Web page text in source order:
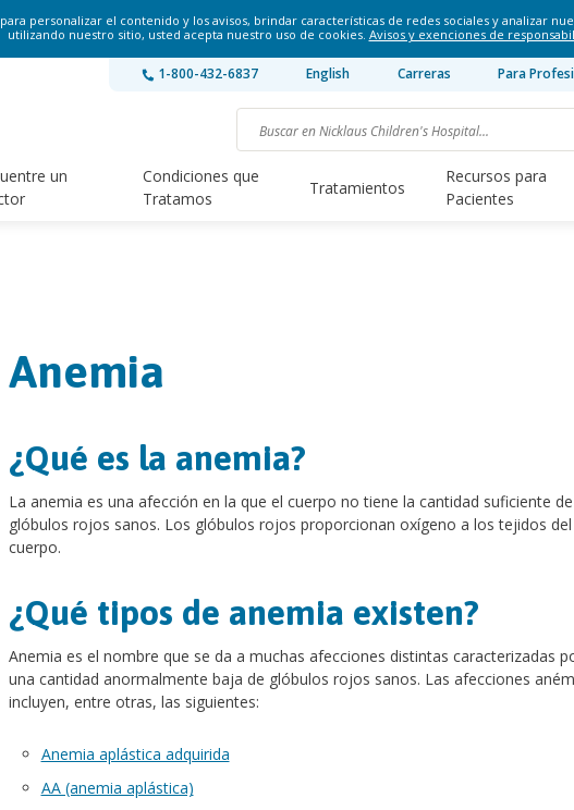
personalizar el contenido y los avisos, brindar características de redes sociales y analizar
utilizando nuestro sitio, usted acepta nuestro uso de cookies. Avisos y exenciones de
1-800-432-6837 English Carreras Para
un
Condiciones que
Tratamos
Tratamientos
Recursos para
Pacientes
Anemia
¿Qué es la anemia?
La anemia es una afección en la que el cuerpo no tiene la cantidad suficiente de
glóbulos rojos sanos. Los glóbulos rojos proporcionan oxígeno a los tejidos del
cuerpo.
¿Qué tipos de anemia existen?
Anemia es el nombre que se da a muchas afecciones distintas caracterizadas
una cantidad anormalmente baja de glóbulos rojos sanos. Las afecciones
incluyen, entre otras, las siguientes:
Anemia aplástica adquirida
AA (anemia aplástica)